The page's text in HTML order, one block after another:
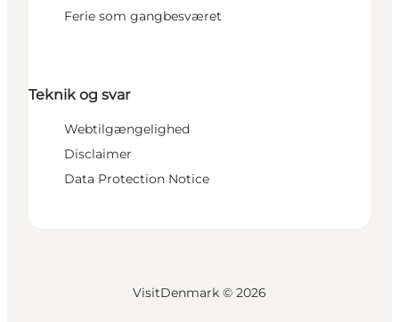
Ferie som gangbesværet
Teknik og svar
Webtilgængelighed
Disclaimer
Data Protection Notice
VisitDenmark © 2026